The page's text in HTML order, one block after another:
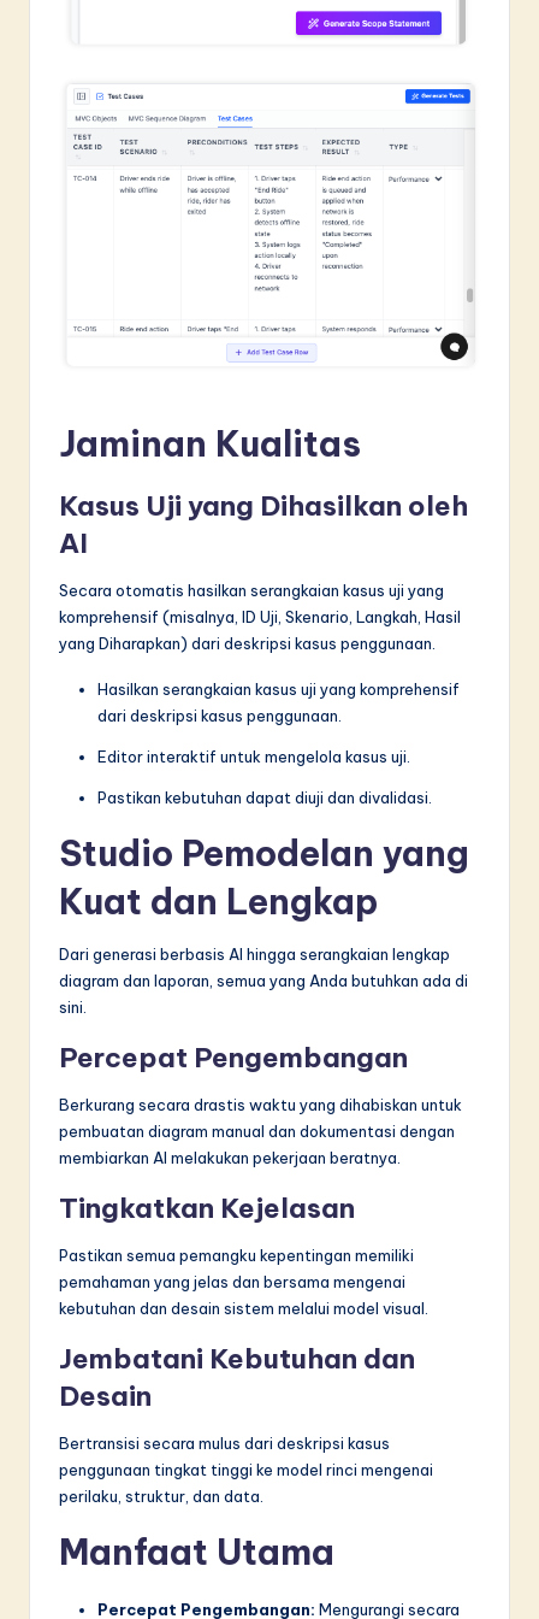
Jaminan Kualitas
Kasus Uji yang Dihasilkan oleh
AI
Secara otomatis hasilkan serangkaian kasus uji yang
komprehensif (misalnya, ID Uji, Skenario, Langkah, Hasil
yang Diharapkan) dari deskripsi kasus penggunaan.
Hasilkan serangkaian kasus uji yang komprehensif
dari deskripsi kasus penggunaan.
Editor interaktif untuk mengelola kasus uji.
Pastikan kebutuhan dapat diuji dan divalidasi.
Studio Pemodelan yang
Kuat dan Lengkap
Dari generasi berbasis AI hingga serangkaian lengkap
diagram dan laporan, semua yang Anda butuhkan ada di
sini.
Percepat Pengembangan
Berkurang secara drastis waktu yang dihabiskan untuk
pembuatan diagram manual dan dokumentasi dengan
membiarkan AI melakukan pekerjaan beratnya.
Tingkatkan Kejelasan
Pastikan semua pemangku kepentingan memiliki
pemahaman yang jelas dan bersama mengenai
kebutuhan dan desain sistem melalui model visual.
Jembatani Kebutuhan dan
Desain
Bertransisi secara mulus dari deskripsi kasus
penggunaan tingkat tinggi ke model rinci mengenai
perilaku, struktur, dan data.
Manfaat Utama
Percepat Pengembangan: Mengurangi secara